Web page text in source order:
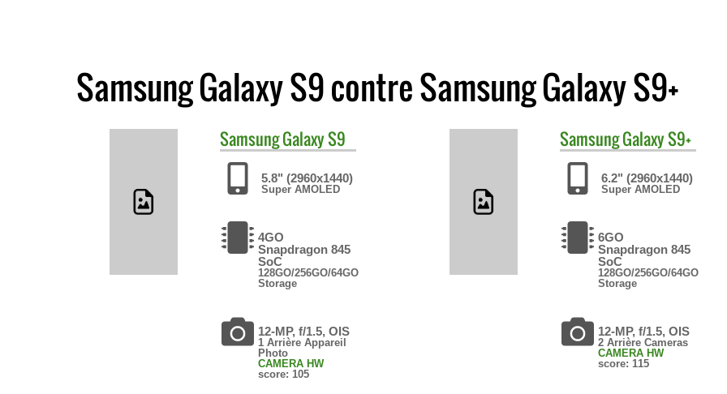
Samsung Galaxy S9 contre Samsung Galaxy S9+
SamsungGalaxy S9
5.8" (2960x1440)
Super AMOLED
4GO
Snapdragon 845
SoC
128GO/256GO/64GO
Storage
12-MP, f/1.5, OIS
1 Arrière Appareil
Photo
CAMERA HW
score: 105
SamsungGalaxy S9+
6.2" (2960x1440)
Super AMOLED
6GO
Snapdragon 845
SoC
128GO/256GO/64GO
Storage
12-MP, f/1.5, OIS
2 Arrière Cameras
CAMERA HW
score: 115